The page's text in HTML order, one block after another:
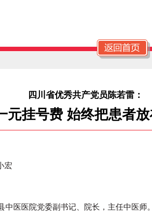
四川省优秀共产党员陈若雷：
元挂号费 始终把患者
宏
医医院党委副书记、院长，主任中医师